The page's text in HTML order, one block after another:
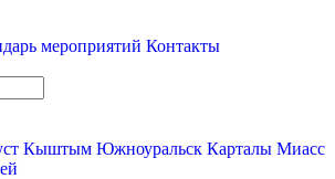
мероприятий Контакты
Кыштым Южноуральск Карталы Миасс